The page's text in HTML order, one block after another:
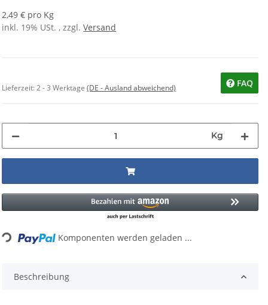
2,49 € pro Kg
inkl. 19% USt. , zzgl.Versand
Lieferzeit:2 - 3 Werktage(DE - Ausland abweichend) FAQ
Kg
Loading... Komponenten werden geladen ...
Beschreibung